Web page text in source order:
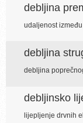
debljina
udaljenost
debljina
debljina
debljinsko
lijepljenje drvnih